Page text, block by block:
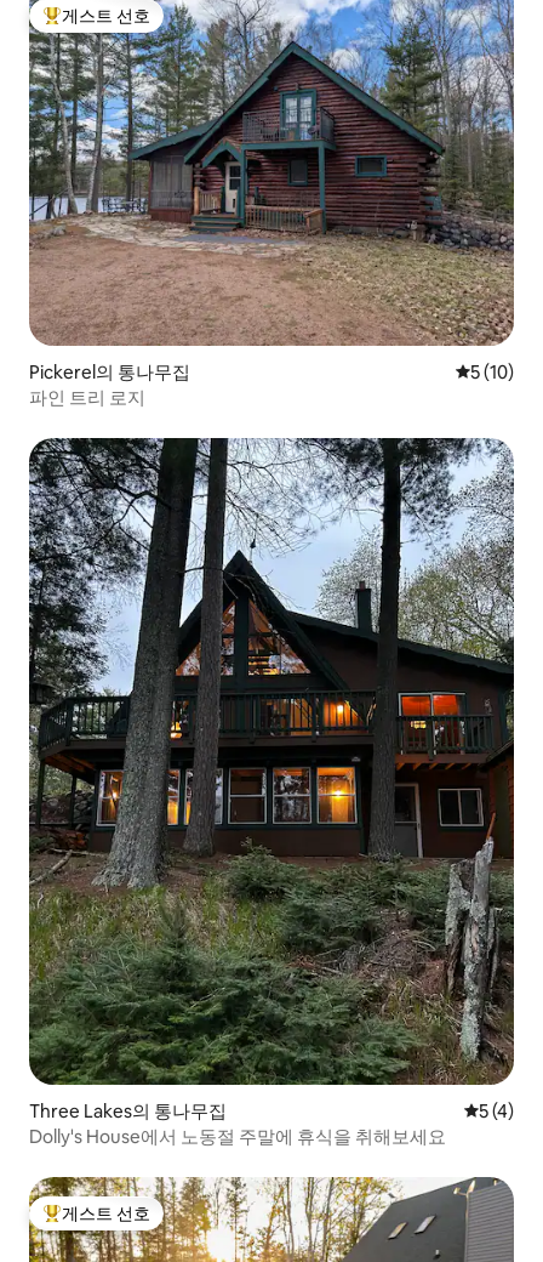
상위 게스트 선호
게스트 선호
Pickerel의 통나무집 평점 5점
5 (10)
파인 트리 로지
Three Lakes의 통나무집 평점 5점
5 (4)
Dolly's House에서 노동절 주말에 휴식을 취해보세요
상위 게스트 선호
게스트 선호